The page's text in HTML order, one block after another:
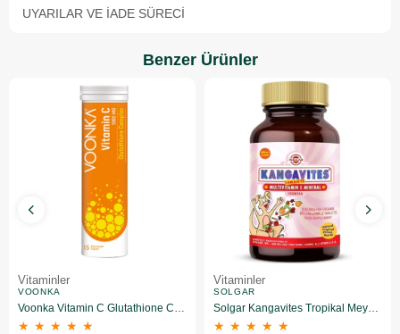
UYARILAR VE İADE SÜRECI
Benzer Ürünler
Vitaminler
VOONKA
Voonka Vitamin C Glutathione Complex Efervesan 15 Tablet
★ ★ ★ ★ ★
Vitaminler
SOLGAR
Solgar Kangavites Tropikal Meyve Aromalı 60 Tablet
★ ★ ★ ★ ★